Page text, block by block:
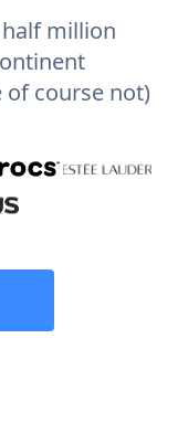
half million
of course not)